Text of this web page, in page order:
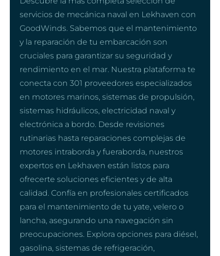
servicios de mecánica naval en Lekhaven con
GoodWinds. Sabemos que el mantenimiento
y la reparación de tu embarcación son
cruciales para garantizar su seguridad y
rendimiento en el mar. Nuestra plataforma te
conecta con 301 proveedores especializados
en motores marinos, sistemas de propulsión,
sistemas hidráulicos, electricidad naval y
electrónica a bordo. Desde revisiones
rutinarias hasta reparaciones complejas de
motores intraborda y fueraborda, nuestros
expertos en Lekhaven están listos para
ofrecerte soluciones eficientes y de alta
calidad. Confía en profesionales certificados
para el mantenimiento de tu yate, velero o
lancha, asegurando una navegación sin
preocupaciones. Explora opciones para diésel,
gasolina, sistemas de refrigeración,